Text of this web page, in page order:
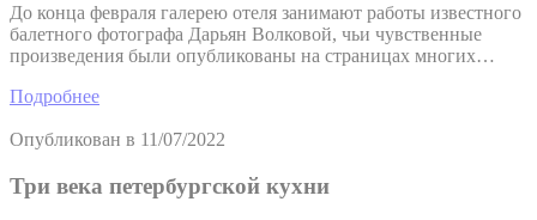
До конца февраля галерею отеля занимают работы известного
балетного фотографа Дарьян Волковой, чьи чувственные
произведения были опубликованы на страницах многих…
Подробнее
Опубликован в 11/07/2022
Три века петербургской кухни